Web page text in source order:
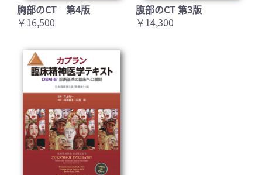
胸部のCT 第4版
￥16,500
腹部のCT 第3版
￥14,300